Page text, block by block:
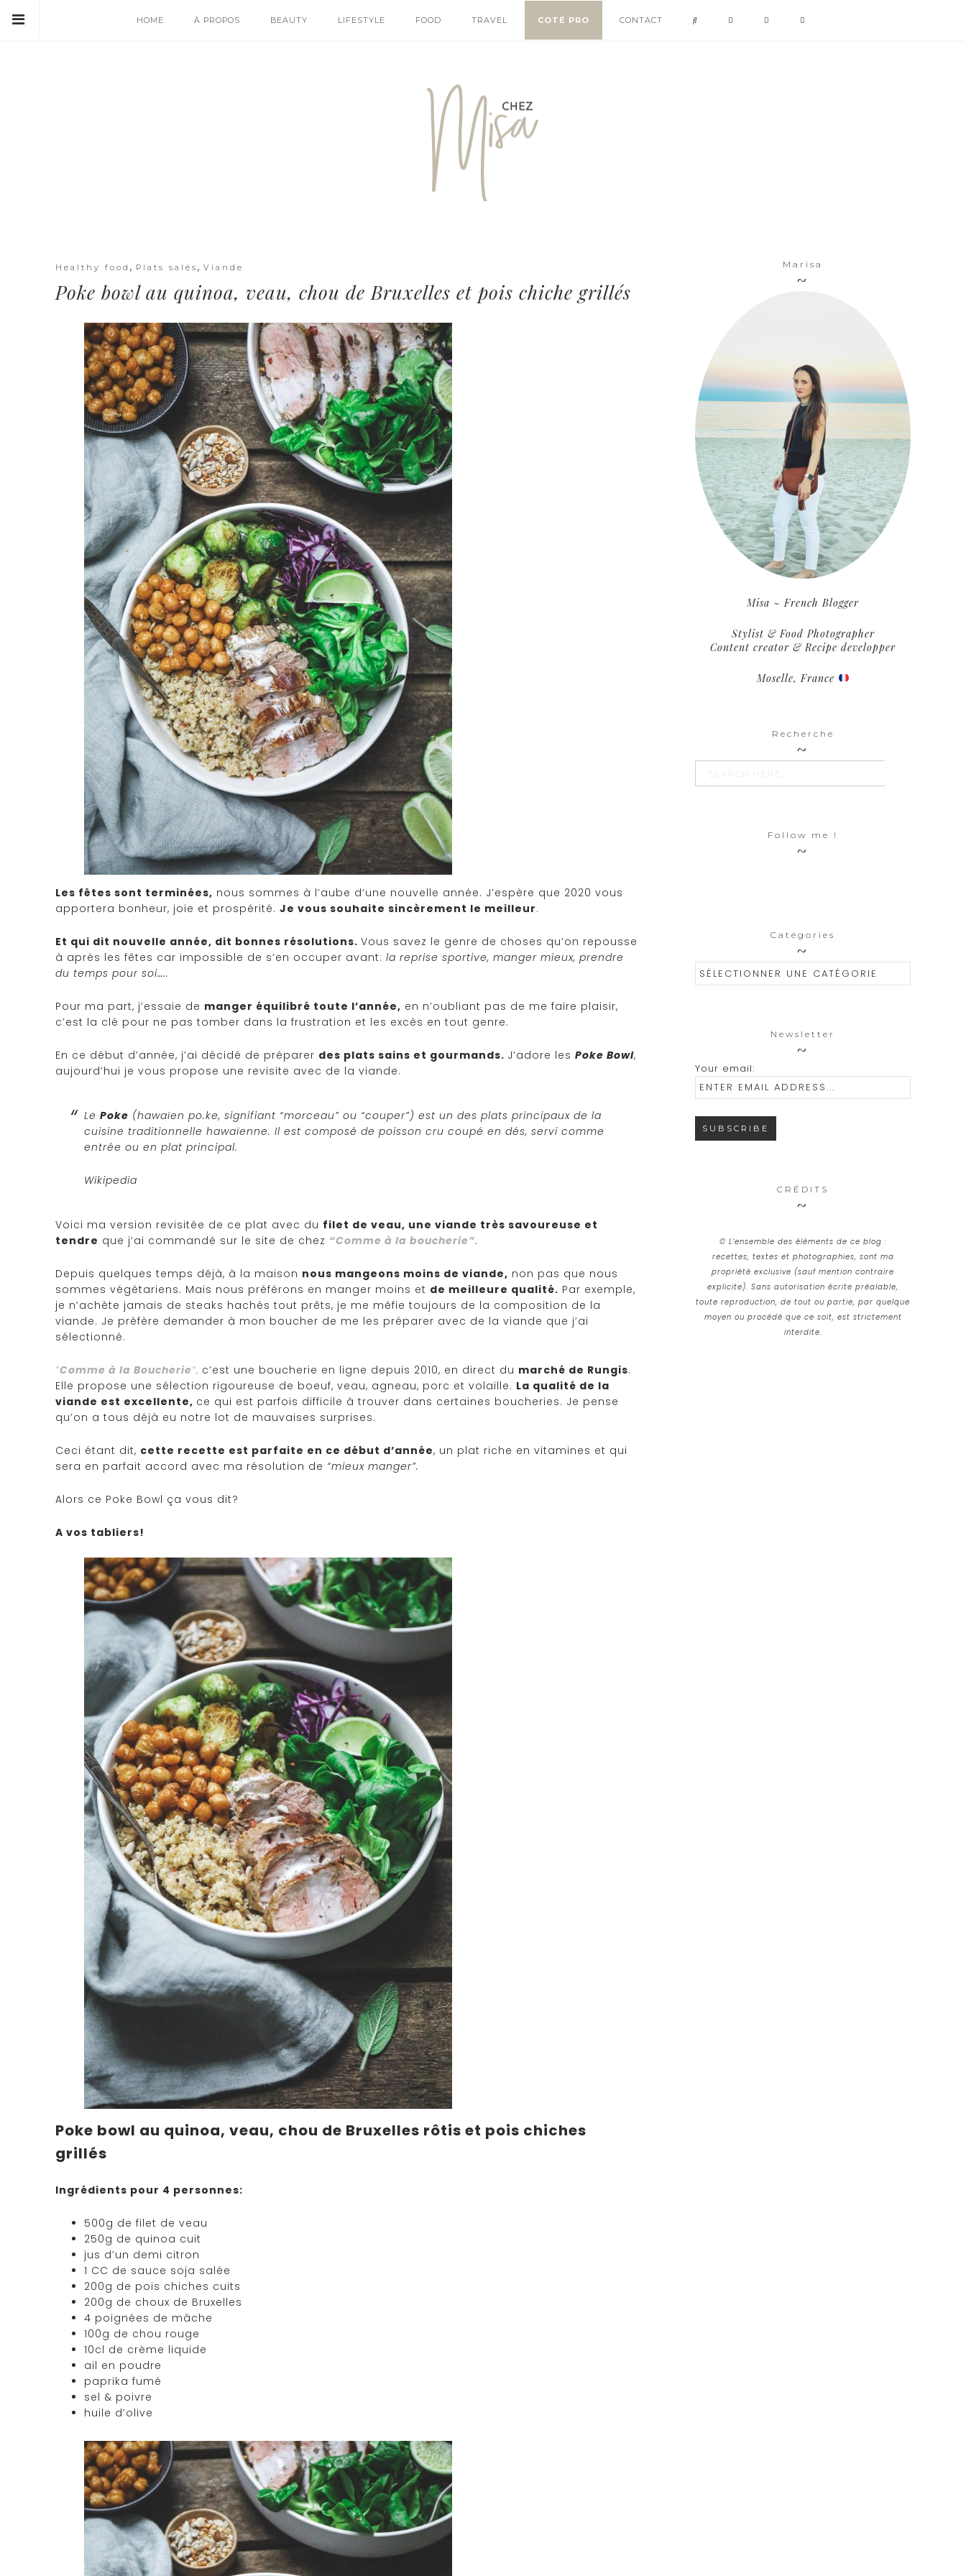
HOME À PROPOS BEAUTY LIFESTYLE FOOD TRAVEL COTÉ PRO CONTACT
Healthy food , Plats salés , Viande
Poke bowl au quinoa, veau, chou de Bruxelles et pois chiche grillés
Les fêtes sont terminées, nous sommes à l’aube d’une nouvelle année. J’espère que 2020 vous
apportera bonheur, joie et prospérité. Je vous souhaite sincèrement le meilleur.
Et qui dit nouvelle année, dit bonnes résolutions. Vous savez le genre de choses qu’on repousse
à après les fêtes car impossible de s’en occuper avant: la reprise sportive, manger mieux, prendre
du temps pour soi…..
Pour ma part, j’essaie de manger équilibré toute l’année, en n’oubliant pas de me faire plaisir,
c’est la clé pour ne pas tomber dans la frustration et les excès en tout genre.
En ce début d’année, j’ai décidé de préparer des plats sains et gourmands. J’adore les Poke Bowl,
aujourd’hui je vous propose une revisite avec de la viande.
Le Poke (hawaïen po.ke, signifiant “morceau” ou “couper”) est un des plats principaux de la
cuisine traditionnelle hawaïenne. Il est composé de poisson cru coupé en dés, servi comme
entrée ou en plat principal.
Wikipedia
Voici ma version revisitée de ce plat avec du filet de veau, une viande très savoureuse et
tendre que j’ai commandé sur le site de chez “Comme à la boucherie”.
Depuis quelques temps déjà, à la maison nous mangeons moins de viande, non pas que nous
sommes végétariens. Mais nous préférons en manger moins et de meilleure qualité. Par exemple,
je n’achète jamais de steaks hachés tout prêts, je me méfie toujours de la composition de la
viande. Je préfère demander à mon boucher de me les préparer avec de la viande que j’ai
sélectionné.
“Comme à la Boucherie“, c’est une boucherie en ligne depuis 2010, en direct du marché de Rungis.
Elle propose une sélection rigoureuse de boeuf, veau, agneau, porc et volaille. La qualité de la
viande est excellente, ce qui est parfois difficile à trouver dans certaines boucheries. Je pense
qu’on a tous déjà eu notre lot de mauvaises surprises.
Ceci étant dit, cette recette est parfaite en ce début d’année, un plat riche en vitamines et qui
sera en parfait accord avec ma résolution de “mieux manger”.
Alors ce Poke Bowl ça vous dit?
A vos tabliers!
Poke bowl au quinoa, veau, chou de Bruxelles rôtis et pois chiches
grillés
Ingrédients pour 4 personnes:
500g de filet de veau
250g de quinoa cuit
jus d’un demi citron
1 CC de sauce soja salée
200g de pois chiches cuits
200g de choux de Bruxelles
4 poignées de mâche
100g de chou rouge
10cl de crème liquide
ail en poudre
paprika fumé
sel & poivre
huile d’olive
Marisa
Misa ~ French Blogger
Stylist & Food Photographer
Content creator & Recipe developper
Moselle, France
Recherche
Search SEARCH BUTTON
Follow me !
Catégories
Catégories
Newsletter
Your email:
CRÉDITS
© L’ensemble des éléments de ce blog :
recettes, textes et photographies, sont ma
propriété exclusive (sauf mention contraire
explicite). Sans autorisation écrite préalable,
toute reproduction, de tout ou partie, par quelque
moyen ou procédé que ce soit, est strictement
interdite.